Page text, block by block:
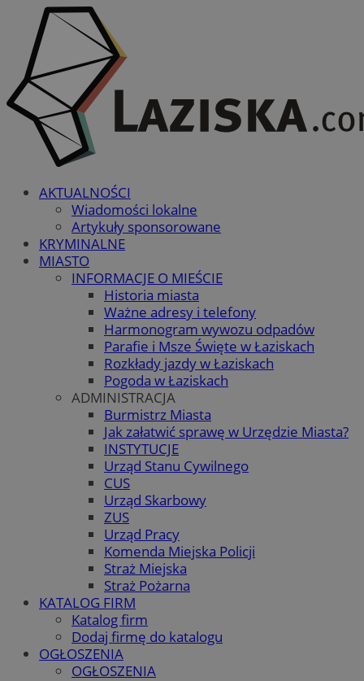
AKTUALNOŚCI
Wiadomości lokalne
Artykuły sponsorowane
KRYMINALNE
MIASTO
INFORMACJE O MIEŚCIE
Historia miasta
Ważne adresy i telefony
Harmonogram wywozu odpadów
Parafie i Msze Święte w Łaziskach
Rozkłady jazdy w Łaziskach
Pogoda w Łaziskach
ADMINISTRACJA
Burmistrz Miasta
Jak załatwić sprawę w Urzędzie Miasta?
INSTYTUCJE
Urząd Stanu Cywilnego
CUS
Urząd Skarbowy
ZUS
Urząd Pracy
Komenda Miejska Policji
Straż Miejska
Straż Pożarna
KATALOG FIRM
Katalog firm
Dodaj firmę do katalogu
OGŁOSZENIA
OGŁOSZENIA